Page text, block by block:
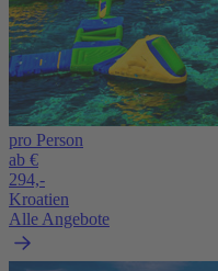
pro Person
ab €
294,-
Kroatien
Alle Angebote